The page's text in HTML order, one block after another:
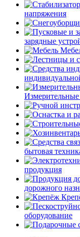
напряжения
зарядные
бытовая
продукция
дорожного
оборудование